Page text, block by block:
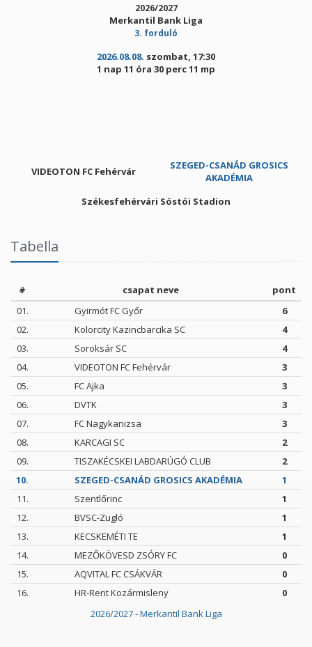
2026/2027
Merkantil Bank Liga
3. forduló
2026.08.08. szombat, 17:30
1 nap 11 óra 30 perc 11 mp
VIDEOTON FC Fehérvár
SZEGED-CSANÁD GROSICS
AKADÉMIA
Székesfehérvári Sóstói Stadion
Tabella
2026/2027 - Merkantil Bank Liga
# csapat neve
pont
01.
Gyirmót FC Győr
6
02.
Kolorcity Kazincbarcika SC
4
03.
Soroksár SC
4
04.
VIDEOTON FC Fehérvár
3
05.
FC Ajka
3
06.
DVTK
3
07.
FC Nagykanizsa
3
08.
KARCAGI SC
2
09.
TISZAKÉCSKEI LABDARÚGÓ CLUB
2
10.
SZEGED-CSANÁD GROSICS AKADÉMIA
1
11.
Szentlőrinc
1
12.
BVSC-Zugló
1
13.
KECSKEMÉTI TE
1
14.
MEZŐKÖVESD ZSÓRY FC
0
15.
AQVITAL FC CSÁKVÁR
0
16.
HR-Rent Kozármisleny 0